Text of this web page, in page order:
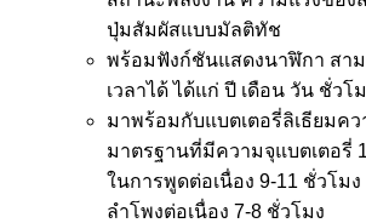
ปุ่มสัมผัสแบบมัลติทัช
พร้อมฟังก์ชันแสดงนาฬิกา สา
เวลาได้ ได้แก่ ปี เดือน วัน ชั่วโ
มาพร้อมกับแบตเตอรี่ลิเธียมค
มาตรฐานที่มีความจุแบตเตอรี่
ในการพูดต่อเนื่อง 9-11 ชั่วโมง
ลำโพงต่อเนื่อง 7-8 ชั่วโมง